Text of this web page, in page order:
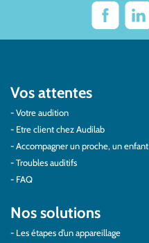
Vos attentes
Votre audition
Etre client chez Audilab
Accompagner un proche, un enfant
Troubles auditifs
FAQ
Nos solutions
Les étapes d’un appareillage